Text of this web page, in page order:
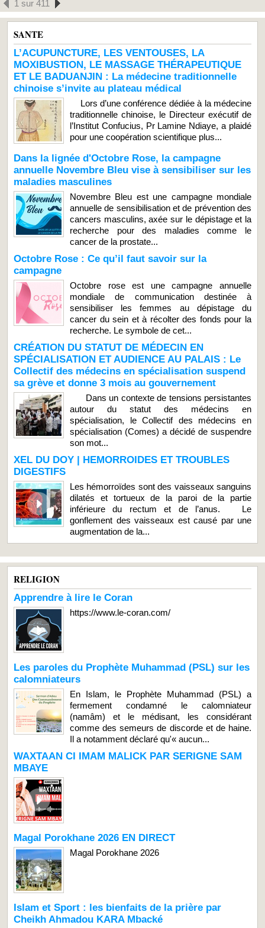
1 sur 411
SANTE
L’ACUPUNCTURE, LES VENTOUSES, LA
MOXIBUSTION, LE MASSAGE THÉRAPEUTIQUE
ET LE BADUANJIN : La médecine traditionnelle
chinoise s’invite au plateau médical
Lors d’une conférence dédiée à la médecine
traditionnelle chinoise, le Directeur exécutif de
l’Institut Confucius, Pr Lamine Ndiaye, a plaidé
pour une coopération scientifique plus...
Dans la lignée d'Octobre Rose, la campagne
annuelle Novembre Bleu vise à sensibiliser sur les
maladies masculines
Novembre Bleu est une campagne mondiale
annuelle de sensibilisation et de prévention des
cancers masculins, axée sur le dépistage et la
recherche pour des maladies comme le
cancer de la prostate...
Octobre Rose : Ce qu’il faut savoir sur la
campagne
Octobre rose est une campagne annuelle
mondiale de communication destinée à
sensibiliser les femmes au dépistage du
cancer du sein et à récolter des fonds pour la
recherche. Le symbole de cet...
CRÉATION DU STATUT DE MÉDECIN EN
SPÉCIALISATION ET AUDIENCE AU PALAIS : Le
Collectif des médecins en spécialisation suspend
sa grève et donne 3 mois au gouvernement
Dans un contexte de tensions persistantes
autour du statut des médecins en
spécialisation, le Collectif des médecins en
spécialisation (Comes) a décidé de suspendre
son mot...
XEL DU DOY | HEMORROIDES ET TROUBLES
DIGESTIFS
Les hémorroïdes sont des vaisseaux sanguins
dilatés et tortueux de la paroi de la partie
inférieure du rectum et de l’anus. Le
gonflement des vaisseaux est causé par une
augmentation de la...
RELIGION
Apprendre à lire le Coran
https://www.le-coran.com/
Les paroles du Prophète Muhammad (PSL) sur les
calomniateurs
En Islam, le Prophète Muhammad (PSL) a
fermement condamné le calomniateur
(namâm) et le médisant, les considérant
comme des semeurs de discorde et de haine.
Il a notamment déclaré qu'« aucun...
WAXTAAN CI IMAM MALICK PAR SERIGNE SAM
MBAYE
Magal Porokhane 2026 EN DIRECT
Magal Porokhane 2026
Islam et Sport : les bienfaits de la prière par
Cheikh Ahmadou KARA Mbacké